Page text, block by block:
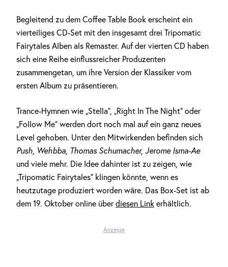
Begleitend zu dem Coffee Table Book erscheint ein
vierteiliges CD-Set mit den insgesamt drei Tripomatic
Fairytales Alben als Remaster. Auf der vierten CD haben
sich eine Reihe einflussreicher Produzenten
zusammengetan, um ihre Version der Klassiker vom
ersten Album zu präsentieren.
Trance-Hymnen wie „Stella“, „Right In The Night“ oder
„Follow Me“ werden dort noch mal auf ein ganz neues
Level gehoben. Unter den Mitwirkenden befinden sich
Push, Wehbba, Thomas Schumacher, Jerome Isma-Ae
und viele mehr. Die Idee dahinter ist zu zeigen, wie
„Tripomatic Fairytales“ klingen könnte, wenn es
heutzutage produziert worden wäre. Das Box-Set ist ab
dem 19. Oktober online überdiesen Link erhältlich.
Anzeige